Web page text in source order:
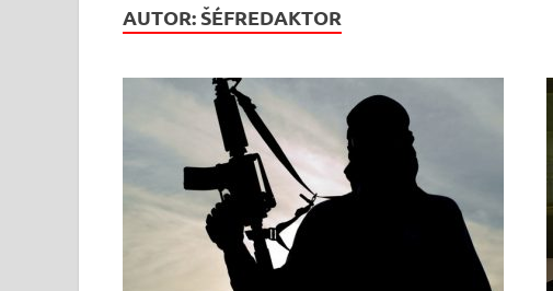
AUTOR: ŠÉFREDAKTOR